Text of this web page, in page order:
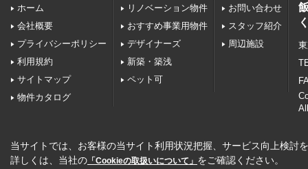
ホーム
会社概要
プライバシーポリシー
利用規約
サイトマップ
物件カタログ
リノベーション物件
おすすめ事業用物件
デザイナーズ
新築・築浅
ペット可
お問い合わせ
スタッフ紹介
周辺施設
当サイトでは、お客様の当サイト利用状況把握、サービス向上検討
詳しくは、当社の 「Cookieの取扱いについて」 をご確認ください。